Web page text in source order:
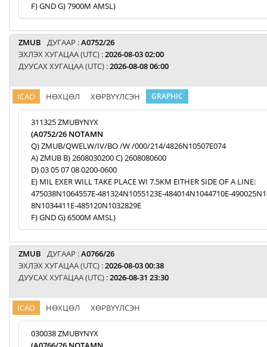
F) GND G) 7900M AMSL)
ZMUB ДУГААР :A0752/26
ЭХЛЭХ ХУГАЦАА (UTC) :2026-08-03 02:00
ДУУСАХ ХУГАЦАА (UTC) :2026-08-08 06:00
ICAO НӨХЦӨЛ ХӨРВҮҮЛСЭН GRAPHIC
311325 ZMUBYNYX
(A0752/26 NOTAMN
Q) ZMUB/QWELW/IV/BO /W /000/214/4826N10507E074
A) ZMUB B) 2608030200 C) 2608080600
D) 03 05 07 08 0200-0600
E) MIL EXER WILL TAKE PLACE WI 7.5KM EITHER SIDE OF A LINE:
475038N1064557E-481324N1055123E-484014N1044710E-
8N1034411E-485120N1032829E
F) GND G) 6500M AMSL)
ZMUB ДУГААР :A0766/26
ЭХЛЭХ ХУГАЦАА (UTC) :2026-08-03 00:38
ДУУСАХ ХУГАЦАА (UTC) :2026-08-31 23:30
ICAO НӨХЦӨЛ ХӨРВҮҮЛСЭН
030038 ZMUBYNYX